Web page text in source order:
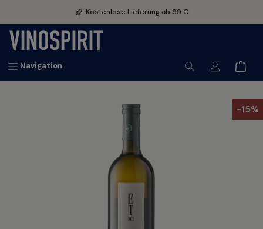
Kostenlose Lieferung ab 99 €
Navigation
-15%